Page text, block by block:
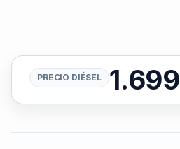
PRECIO DIÉSEL 1.699